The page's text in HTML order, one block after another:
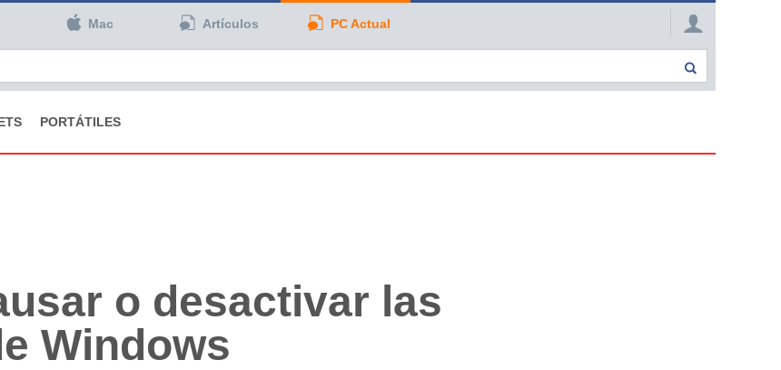
Mac Artículos PC Actual
PORTÁTILES
o desactivar las
Windows